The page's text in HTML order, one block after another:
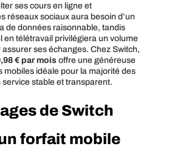
ses cours en ligne et
réseaux sociaux aura besoin d’un
de données raisonnable, tandis
en télétravail privilégiera un volume
ses échanges. Chez Switch,
€ par moisoffre une généreuse
mobiles idéale pour la majorité des
service stable et transparent.
de Switch
forfait mobile